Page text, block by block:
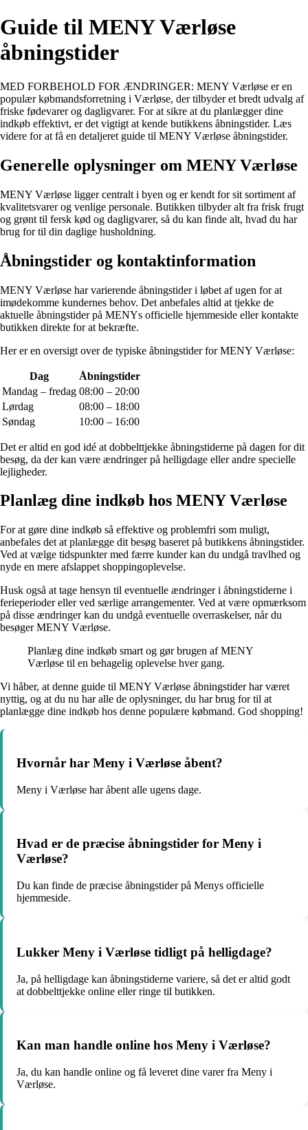
Guide til MENY Værløse
åbningstider
MED FORBEHOLD FOR ÆNDRINGER: MENY Værløse er en
populær købmandsforretning i Værløse, der tilbyder et bredt udvalg af
friske fødevarer og dagligvarer. For at sikre at du planlægger dine
indkøb effektivt, er det vigtigt at kende butikkens åbningstider. Læs
videre for at få en detaljeret guide til MENY Værløse åbningstider.
Generelle oplysninger om MENY Værløse
MENY Værløse ligger centralt i byen og er kendt for sit sortiment af
kvalitetsvarer og venlige personale. Butikken tilbyder alt fra frisk frugt
og grønt til fersk kød og dagligvarer, så du kan finde alt, hvad du har
brug for til din daglige husholdning.
Åbningstider og kontaktinformation
MENY Værløse har varierende åbningstider i løbet af ugen for at
imødekomme kundernes behov. Det anbefales altid at tjekke de
aktuelle åbningstider på MENYs officielle hjemmeside eller kontakte
butikken direkte for at bekræfte.
Her er en oversigt over de typiske åbningstider for MENY Værløse:
Dag
Åbningstider
Mandag – fredag 08:00 – 20:00
Lørdag
08:00 – 18:00
Søndag
10:00 – 16:00
Det er altid en god idé at dobbelttjekke åbningstiderne på dagen for dit
besøg, da der kan være ændringer på helligdage eller andre specielle
lejligheder.
Planlæg dine indkøb hos MENY Værløse
For at gøre dine indkøb så effektive og problemfri som muligt,
anbefales det at planlægge dit besøg baseret på butikkens åbningstider.
Ved at vælge tidspunkter med færre kunder kan du undgå travlhed og
nyde en mere afslappet shoppingoplevelse.
Husk også at tage hensyn til eventuelle ændringer i åbningstiderne i
ferieperioder eller ved særlige arrangementer. Ved at være opmærksom
på disse ændringer kan du undgå eventuelle overraskelser, når du
besøger MENY Værløse.
Planlæg dine indkøb smart og gør brugen af MENY
Værløse til en behagelig oplevelse hver gang.
Vi håber, at denne guide til MENY Værløse åbningstider har været
nyttig, og at du nu har alle de oplysninger, du har brug for til at
planlægge dine indkøb hos denne populære købmand. God shopping!
Hvornår har Meny i Værløse åbent?
Meny i Værløse har åbent alle ugens dage.
Hvad er de præcise åbningstider for Meny i
Værløse?
Du kan finde de præcise åbningstider på Menys officielle
hjemmeside.
Lukker Meny i Værløse tidligt på helligdage?
Ja, på helligdage kan åbningstiderne variere, så det er altid godt
at dobbelttjekke online eller ringe til butikken.
Kan man handle online hos Meny i Værløse?
Ja, du kan handle online og få leveret dine varer fra Meny i
Værløse.